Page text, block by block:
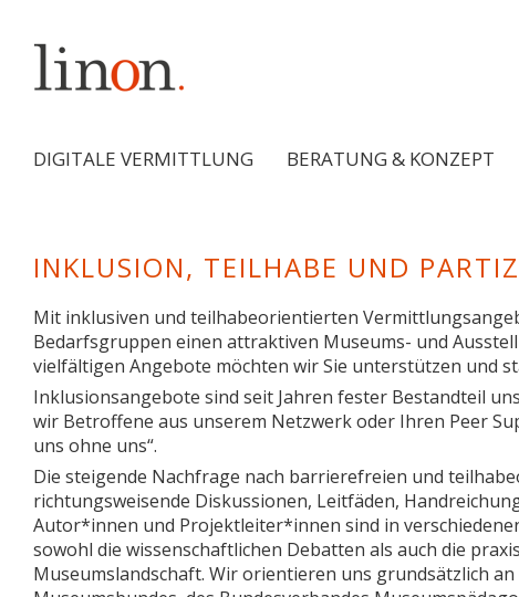
DIGITALE VERMITTLUNG BERATUNG & KONZEPT
INKLUSION, TEILHABE UND
Mit inklusiven und teilhabeorientierten
Bedarfsgruppen einen attraktiven Museums- und
vielfältigen Angebote möchten wir Sie unterstützen und
Inklusionsangebote sind seit Jahren fester Bestandteil
wir Betroffene aus unserem Netzwerk oder Ihren Peer
uns ohne uns“.
Die steigende Nachfrage nach barrierefreien und
richtungsweisende Diskussionen, Leitfäden,
Autor*innen und Projektleiter*innen sind in
sowohl die wissenschaftlichen Debatten als auch die
Museumslandschaft. Wir orientieren uns grundsätzlich